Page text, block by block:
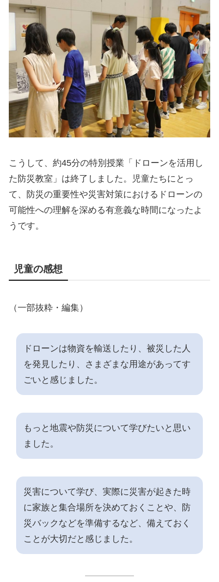
こうして、約45分の特別授業「ドローンを活用し
た防災教室」は終了しました。児童たちにとっ
て、防災の重要性や災害対策におけるドローンの
可能性への理解を深める有意義な時間になったよ
うです。
児童の感想
（一部抜粋・編集）
ドローンは物資を輸送したり、被災した人
を発見したり、さまざまな用途があってす
ごいと感じました。
もっと地震や防災について学びたいと思い
ました。
災害について学び、実際に災害が起きた時
に家族と集合場所を決めておくことや、防
災バックなどを準備するなど、備えておく
ことが大切だと感じました。